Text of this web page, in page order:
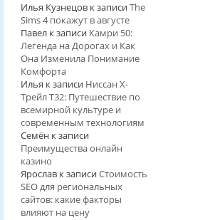
Илья Кузнецовк записиThe
Sims 4 покажут в августе
Павелк записи Камри 50:
Легенда на Дорогах и Как
Она Изменила Понимание
Комфорта
Илья к записи Ниссан Х-
Трейл T32: Путешествие по
всемирной культуре и
современным технологиям
Семёнк записи
Преимущества онлайн
казино
Ярославк записиСтоимость
SEO для региональных
сайтов: какие факторы
влияют на цену